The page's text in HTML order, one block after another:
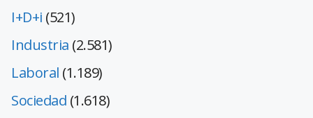
I+D+i (521)
Industria (2.581)
Laboral (1.189)
Sociedad (1.618)